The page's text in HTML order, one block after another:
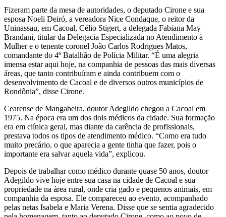
Fizeram parte da mesa de autoridades, o deputado Cirone e sua
esposa Noeli Deiró, a vereadora Nice Condaque, o reitor da
Uninassau, em Cacoal, Célio Stigert, a delegada Fabiana May
Brandani, titular da Delegacia Especializada no Atendimento à
Mulher e o tenente coronel João Carlos Rodrigues Matos,
comandante do 4º Batalhão de Polícia Militar. “É uma alegria
imensa estar aqui hoje, na companhia de pessoas das mais diversas
áreas, que tanto contribuíram e ainda contribuem com o
desenvolvimento de Cacoal e de diversos outros municípios de
Rondônia”, disse Cirone.
Cearense de Mangabeira, doutor Adegildo chegou a Cacoal em
1975. Na época era um dos dois médicos da cidade. Sua formação
era em clínica geral, mas diante da carência de profissionais,
prestava todos os tipos de atendimento médico. “Como era tudo
muito precário, o que aparecia a gente tinha que fazer, pois o
importante era salvar aquela vida”, explicou.
Depois de trabalhar como médico durante quase 50 anos, doutor
Adegildo vive hoje entre sua casa na cidade de Cacoal e sua
propriedade na área rural, onde cria gado e pequenos animais, em
companhia da esposa. Ele compareceu ao evento, acompanhado
pelas netas Isabela e Maria Verena. Disse que se sentia agradecido